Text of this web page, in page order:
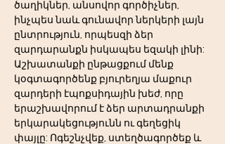
ծաղիկներ, անսովոր գործիչներ,
ինչպես նաև գունավոր ներկերի լայն
ընտրություն, որպեսզի ձեր
զարդարանքն իսկապես եզակի լինի:
Աշխատանքի ընթացքում մենք
կօգտագործենք բյուրեղյա մաքուր
զարդերի էպոքսիդային խեժ, որը
երաշխավորում է ձեր արտադրանքի
երկարակեցությունն ու գեղեցիկ
փայլը: Ոգեշնչվեք, ստեղծագործեք և